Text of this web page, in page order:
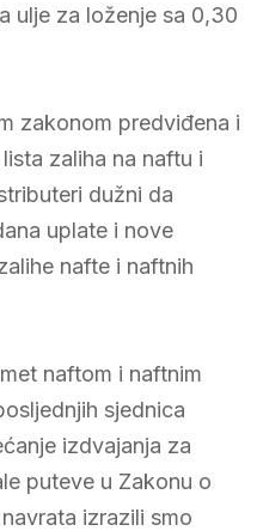
ulje za loženje sa 0,30
zakonom predviđena i
zaliha na naftu i
dužni da
uplate i nove
nafte i naftnih
naftom i naftnim
sjednica
izdvajanja za
puteve u Zakonu o
izrazili smo